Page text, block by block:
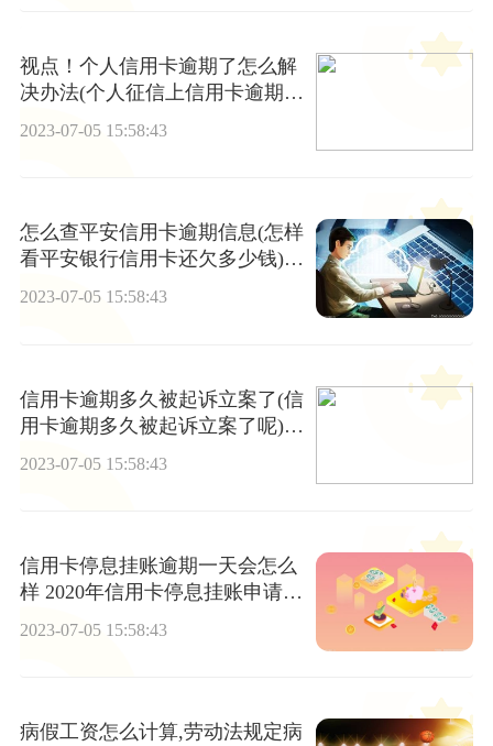
视点！个人信用卡逾期了怎么解
决办法(个人征信上信用卡逾期多
2023-07-05 15:58:43
怎么查平安信用卡逾期信息(怎样
看平安银行信用卡还欠多少钱)|
环球聚焦
2023-07-05 15:58:43
信用卡逾期多久被起诉立案了(信
用卡逾期多久被起诉立案了呢)
2023-07-05 15:58:43
信用卡停息挂账逾期一天会怎么
样 2020年信用卡停息挂账申请办
2023-07-05 15:58:43
病假工资怎么计算,劳动法规定病